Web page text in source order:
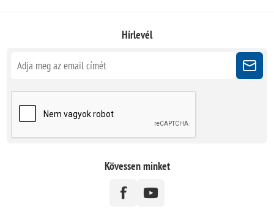
Hírlevél
Kövessen minket